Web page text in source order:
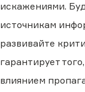
искажениями.
источникам
развивайте
гарантирует
влиянием